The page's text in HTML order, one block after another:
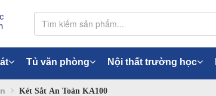
Tủ văn phòng Nội thất trường học
Két Sắt An Toàn KA100